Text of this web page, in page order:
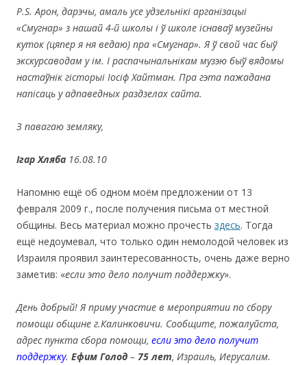
Р.S. Арон, дарэчы, амаль усе удзельнікі арганізацыі
«Смугнар» з нашай 4-й школы і ў школе існаваў музейны
куток (цяпер я ня ведаю) пра «Смугнар». Я ў свой час быў
экскурсаводам у ім. І распачынальнікам музэю быў вядомы
настаўнік гісторыі Іосіф Хайтман. Пра гэта пажадана
напісаць у адпаведных раздзелах сайта.
З павагаю земляку,
Ігар Хляба 16.08.10
Напомню ещё об одном моём предложении от 13
февраля 2009 г., после получения письма от местной
общины. Весь материал можно прочесть здесь. Тогда
ещё недоумевал, что только один немолодой человек из
Израиля проявил заинтересованность, очень даже верно
заметив: «если это дело получит поддержку».
День добрый! Я приму участие в мероприятии по сбору
помощи общине г.Калинковичи. Сообщите, пожалуйста,
адрес пункта сбора помощи, если это дело получит
поддержку. Ефим Голод – 75 лет, Израиль, Иерусалим.